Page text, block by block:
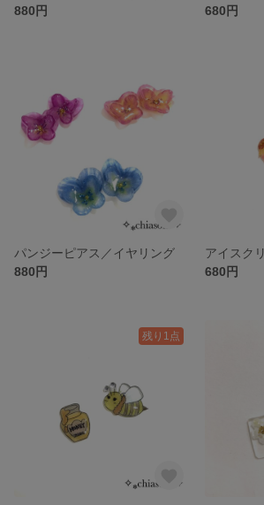
880円
680円
パンジーピアス／イヤリング
880円
680円
残り1点